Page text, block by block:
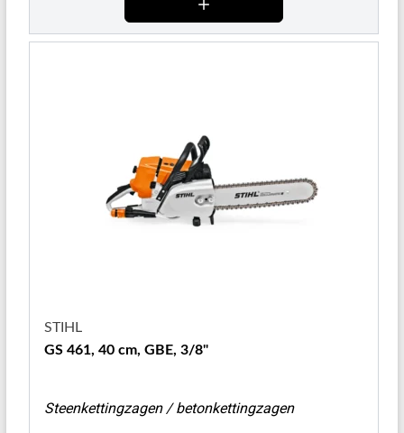
STIHL
GS 461, 40 cm, GBE, 3/8"
Steenkettingzagen / betonkettingzagen